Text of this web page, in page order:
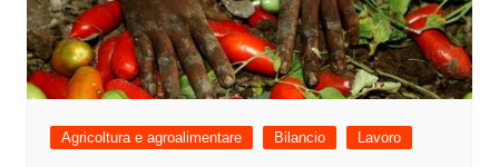
Agricoltura e agroalimentare Bilancio Lavoro